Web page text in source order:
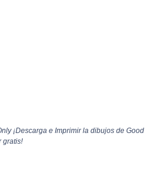
¡Descarga e Imprimir la dibujos de Good
gratis!